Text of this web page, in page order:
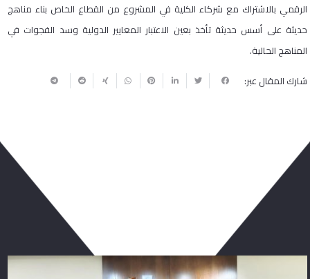
الرقمي بالاشتراك مع شركاء الكلية في المشروع من القطاع الخاص بناء مناهج
حديثة على أسس حديثة تأخذ بعين الاعتبار المعايير الدولية وسد الفجوات في
المناهج الحالية.
شارك المقال عبر: